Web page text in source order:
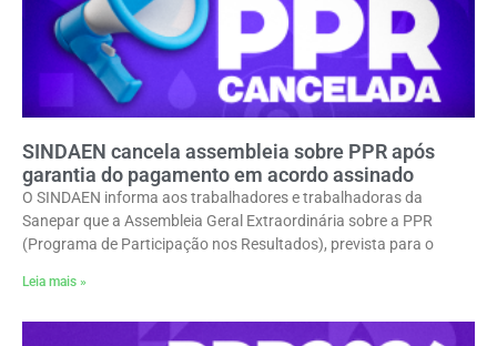
SINDAEN cancela assembleia sobre PPR após
garantia do pagamento em acordo assinado
O SINDAEN informa aos trabalhadores e trabalhadoras da
Sanepar que a Assembleia Geral Extraordinária sobre a PPR
(Programa de Participação nos Resultados), prevista para o
Leia mais »